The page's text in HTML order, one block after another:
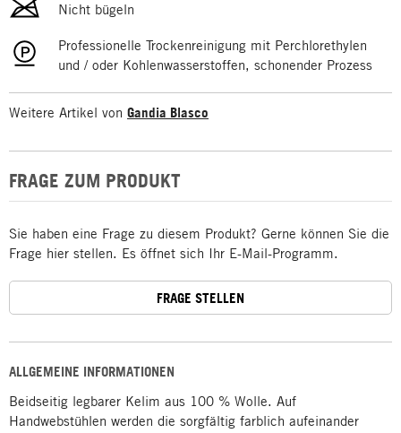
ALLGEMEINE INFORMATIONEN
Beidseitig legbarer Kelim aus 100 % Wolle. Auf
Handwebstühlen werden die sorgfältig farblich aufeinander
Nicht bügeln
Professionelle Trockenreinigung mit Perchlorethylen
und / oder Kohlenwasserstoffen, schonender Prozess
Weitere Artikel von Gandia Blasco
FRAGE ZUM PRODUKT
Sie haben eine Frage zu diesem Produkt? Gerne können Sie die
Frage hier stellen. Es öffnet sich Ihr E-Mail-Programm.
FRAGE STELLEN